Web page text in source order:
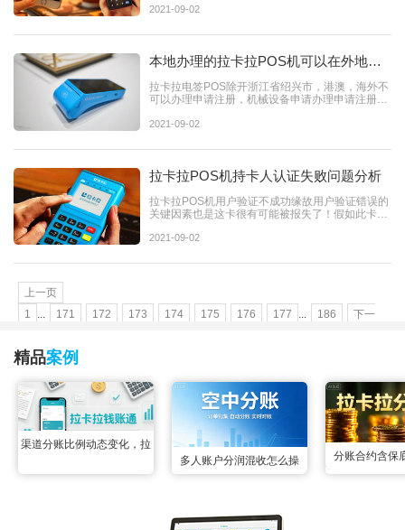
2021-09-02
本地办理的拉卡拉POS机可以在外地使
拉卡拉电签POS除开浙江省绍兴市，港澳，海外不
可以办理申请注册，机械设备申请办理申请注册后
2021-09-02
拉卡拉POS机持卡人认证失败问题分析
拉卡拉POS机用户验证不成功缘故用户验证错误的
关键因素也是这卡很有可能被报失了！假如此卡沒
2021-09-02
上一页
1
171 172 173 174 175 176 177 186
下一
精品案例
渠道分账比例动态变化，拉
卡拉钱账通配置变更实时生
多人账户分润混收怎么操
很多联营场景里都遇到过多
分账合约含保